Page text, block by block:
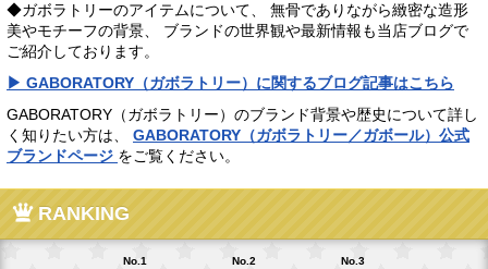
◆ガボラトリーのアイテムについて、 無骨でありながら緻密な造形
美やモチーフの背景、 ブランドの世界観や最新情報も当店ブログで
ご紹介しております。
▶ GABORATORY（ガボラトリー）に関するブログ記事はこちら
GABORATORY（ガボラトリー）のブランド背景や歴史について詳し
く知りたい方は、 GABORATORY（ガボラトリー／ガボール）公式
ブランドページ をご覧ください。
RANKING
No.1 No.2 No.3